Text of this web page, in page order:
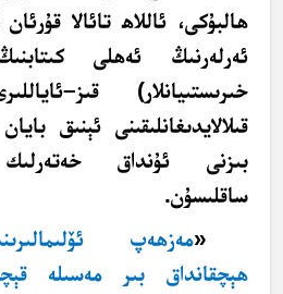
ھالبۇكى، ئاللاھ تائالا
ئەرلەرنىڭ ئەھلى
خىرىستىيانلار)
قىلالايدىغانلىقىنى ئېنىق
بىزنى ئۇنداق خەتەرلىك
ساقلىسۇن.
«مەزھەپ
ھېچقانداق بىر مەسىلە